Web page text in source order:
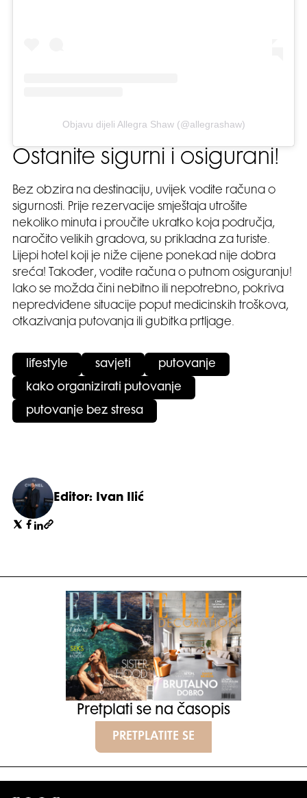
Objavu dijeli Allegra Shaw (@allegrashaw)
Ostanite sigurni i osigurani!
Bez obzira na destinaciju, uvijek vodite računa o
sigurnosti. Prije rezervacije smještaja utrošite
nekoliko minuta i proučite ukratko koja područja,
naročito velikih gradova, su prikladna za turiste.
Lijepi hotel koji je niže cijene ponekad nije dobra
sreća! Također, vodite računa o putnom osiguranju!
Iako se možda čini nebitno ili nepotrebno, pokriva
nepredviđene situacije poput medicinskih troškova,
otkazivanja putovanja ili gubitka prtljage.
lifestyle savjeti putovanje
kako organizirati putovanje
putovanje bez stresa
Editor: Ivan Ilić
Pretplati se na časopis
PRETPLATITE SE